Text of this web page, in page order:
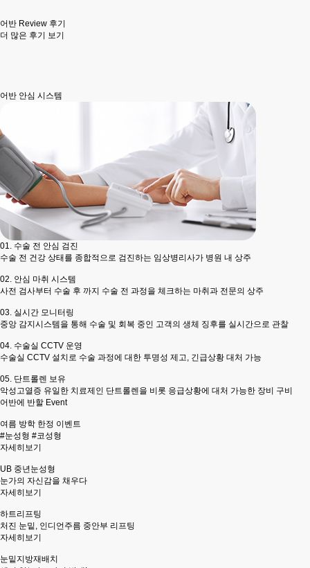
어반 Review 후기
더 많은 후기 보기
어반 안심 시스템
01. 수술 전 안심 검진
수술 전 건강 상태를 종합적으로 검진하는 임상병리사가 병원 내 상주
02. 안심 마취 시스템
사전 검사부터 수술 후 까지 수술 전 과정을 체크하는 마취과 전문의 상주
03. 실시간 모니터링
중앙 감지시스템을 통해 수술 및 회복 중인 고객의 생체 징후를 실시간으로 관찰
04. 수술실 CCTV 운영
수술실 CCTV 설치로 수술 과정에 대한 투명성 제고, 긴급상황 대처 가능
05. 단트롤렌 보유
악성고열증 유일한 치료제인 단트롤렌을 비롯 응급상황에 대처 가능한 장비 구비
어반에 반할 Event
여름 방학 한정 이벤트
#눈성형 #코성형
자세히보기
UB 중년눈성형
눈가의 자신감을 채우다
자세히보기
하트리프팅
처진 눈밑, 인디언주름 중안부 리프팅
자세히보기
눈밑지방재배치